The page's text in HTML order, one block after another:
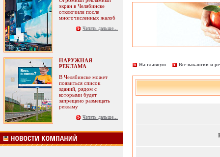
экран в Челябинске
отключили после
многочисленных жалоб
Читать дальше...
НАРУЖНАЯ
РЕКЛАМА
В Челябинске может
появиться список
зданий, рядом с
которыми будет
запрещено размещать
рекламу
Читать дальше...
На главную Все вакансии и